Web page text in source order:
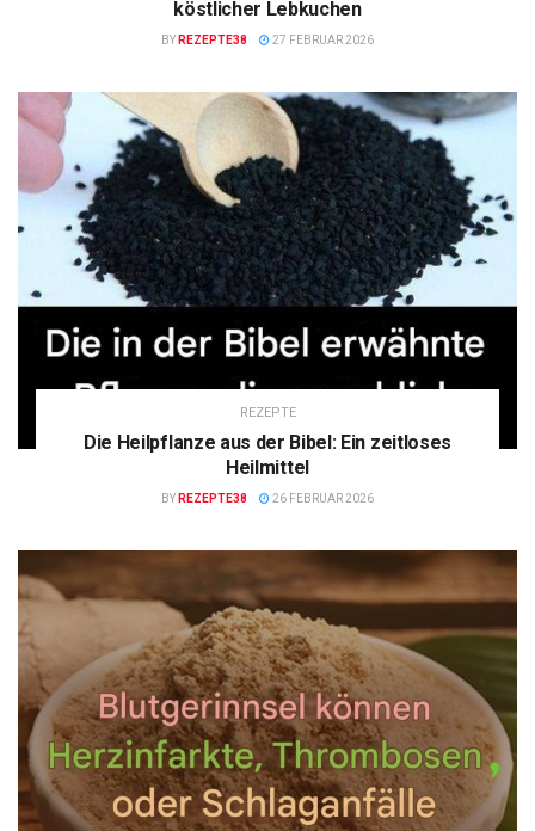
köstlicher Lebkuchen
BY REZEPTE38 27 FEBRUAR 2026
REZEPTE
Die Heilpflanze aus der Bibel: Ein zeitloses
Heilmittel
BY REZEPTE38 26 FEBRUAR 2026